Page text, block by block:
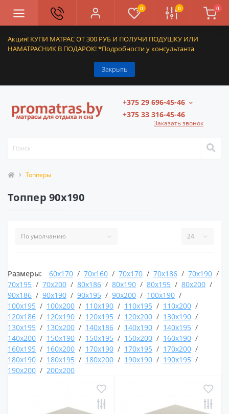
Акция! КУПИ МАТРАС ОТ 300 РУБ И ПОЛУЧИ ПОДУШКУ ИЛИ
НАМАТРАСНИК В ПОДАРОК! *Подробности у консультанта
Закрыть
0 0 0
+375 29 696-45-46
+375 33 316-45-46
Заказать звонок
Топперы
Топпер 90x190
Размеры: 60х170 70х160 70х170 70х186
70х190
70х195
70х200 80х186 80х190 80х195
80х200
90х186
90х190 90х195 90х200
100х190
100х195
100х200 110х190 110х195
110х200
120х186
120х190 120х195 120х200
130х190
130х195
130х200 140х186 140х190
140х195
140х200
150х190 150х195 150х200
160х190
160х195
160х200 170х190 170х195
170х200
180х190
180х195 180х200 190х190
190х195
190х200
200х200